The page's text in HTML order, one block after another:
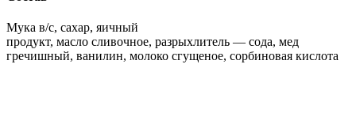
Мука в/с, сахар, яичный
продукт, масло сливочное, разрыхлитель — сода, мед
гречишный, ванилин, молоко сгущеное, сорбиновая кислота